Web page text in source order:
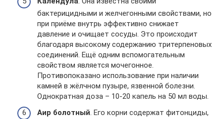
бактерицидными и желчегонными свойствами, но
при приёме внутрь эффективно снижает
давление и очищает сосуды. Это происходит
благодаря высокому содержанию тритерпеновых
соединений. Ещё одним вспомогательным
свойством является мочегонное.
Противопоказано использование при наличии
камней в жёлчном пузыре, язвенной болезни.
Однократная доза – 10-20 капель на 50 мл воды.
Аир болотный. Его корни содержат фитонциды,